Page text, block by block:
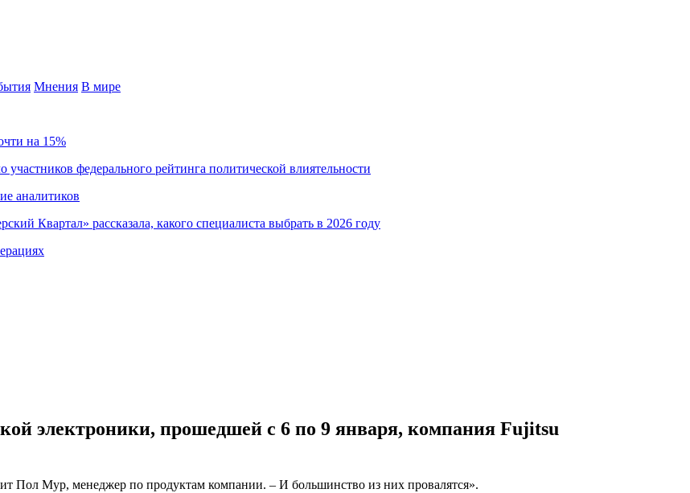
Мнения В мире
на 15%
федерального рейтинга политической влиятельности
аналитиков
Квартал» рассказала, какого специалиста выбрать в 2026 году
электроники, прошедшей с 6 по 9 января, компания Fujitsu
Пол Мур, менеджер по продуктам компании. – И большинство из них провалятся».